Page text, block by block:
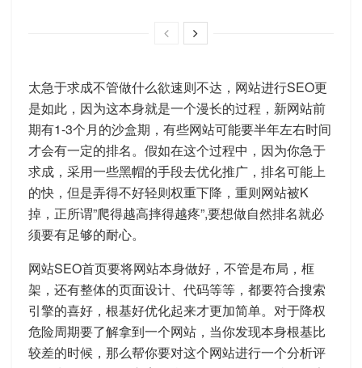
太急于求成不管做什么欲速则不达，网站进行SEO更
是如此，因为这本身就是一个漫长的过程，新网站前
期有1-3个月的沙盒期，有些网站可能要半年左右时间
才会有一定的排名。假如在这个过程中，因为你急于
求成，采用一些黑帽的手段去优化推广，排名可能上
的快，但是弄得不好轻则权重下降，重则网站被K
掉，正所谓”爬得越高摔得越疼”,要想做自然排名就必
须要有足够的耐心。
网站SEO首页要将网站本身做好，不管是布局，框
架，还有整体的页面设计、代码等等，都要符合搜索
引擎的喜好，根基好优化起来才更加简单。对于降权
危险周期要了解拿到一个网站，当你发现本身根基比
较差的时候，那么帮你要对这个网站进行一个分析评